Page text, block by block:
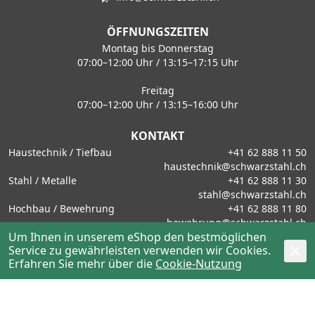
ÖFFNUNGSZEITEN
Montag bis Donnerstag
07:00–12:00 Uhr / 13:15–17:15 Uhr
Freitag
07:00–12:00 Uhr / 13:15–16:00 Uhr
KONTAKT
Haustechnik / Tiefbau
+41 62 888 11 50
haustechnik@schwarzstahl.ch
Stahl / Metalle
+41 62 888 11 30
stahl@schwarzstahl.ch
Hochbau / Bewehrung
+41 62 888 11 80
bewehrung@schwarzstahl.ch
Handwerkerzentrum
+41 62 888 11 40
verkauf.hwz@schwarzstahl.ch
Schliesstechnik
+41 62 888 11 14
schliesstechnik@schwarzstahl.ch
Um Ihnen in unserem eShop den bestmöglichen
Service zu gewährleisten verwenden wir Cookies.
Erfahren Sie mehr über die Cookie-Nutzung